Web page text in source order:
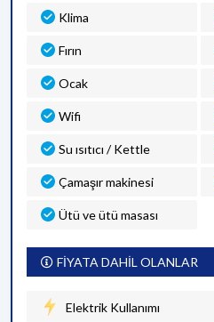
Klima
Fırın
Ocak
Wifi
Su ısıtıcı / Kettle
Çamaşır makinesi
Ütü ve ütü masası
FİYATA DAHİL OLANLAR
Elektrik Kullanımı